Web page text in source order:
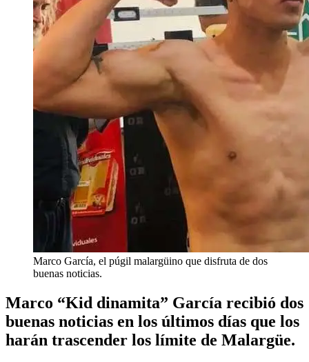
Marco García, el púgil malargüino que disfruta de dos
buenas noticias.
Marco “Kid dinamita” García recibió dos
buenas noticias en los últimos días que los
harán trascender los límite de Malargüe.